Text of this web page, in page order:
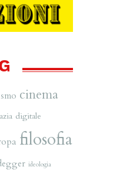
cinema
digitale
filosofia
ideologia